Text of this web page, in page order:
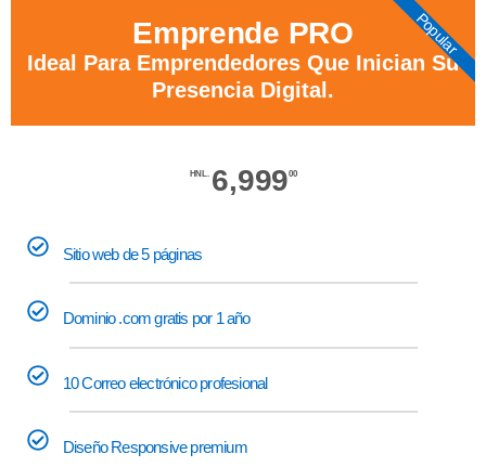
Emprende PRO
Ideal Para Emprendedores Que Inician Su
Presencia Digital.
HNL. 6,99900
Sitio web de 5 páginas
Dominio .com gratis por 1 año
10 Correo electrónico profesional
Diseño Responsive premium
Popular